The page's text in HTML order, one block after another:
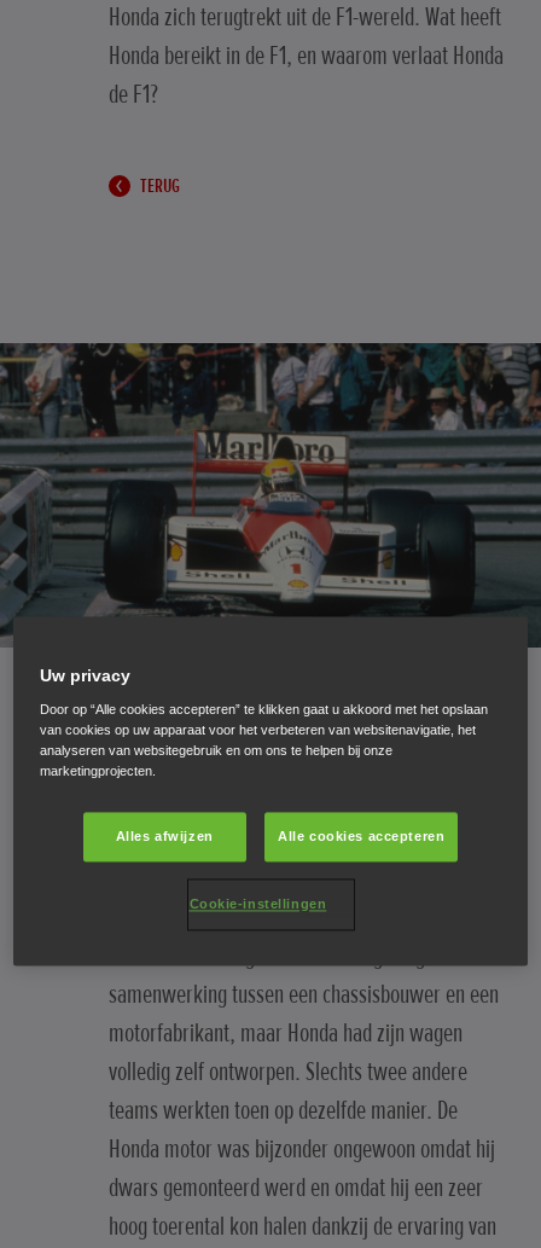
Honda zich terugtrekt uit de F1-wereld. Wat heeft
Honda bereikt in de F1, en waarom verlaat Honda
de F1?
TERUG
Enkele cijfers over
Honda in de F1
Bij zijn debuut in 1964 verraste Honda de F1-
wereld met zijn RA272 met 1,5 liter V12-motor.
samenwerking tussen een chassisbouwer en een
motorfabrikant, maar Honda had zijn wagen
volledig zelf ontworpen. Slechts twee andere
teams werkten toen op dezelfde manier. De
Honda motor was bijzonder ongewoon omdat hij
dwars gemonteerd werd en omdat hij een zeer
hoog toerental kon halen dankzij de ervaring van
Uw privacy
Door op “Alle cookies accepteren” te klikken gaat u akkoord met het opslaan
van cookies op uw apparaat voor het verbeteren van websitenavigatie, het
analyseren van websitegebruik en om ons te helpen bij onze
marketingprojecten.
Alles afwijzen Alle cookies accepteren
Cookie-instellingen